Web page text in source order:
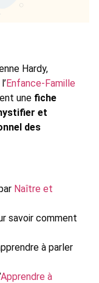
Hardy,
Enfance-Famille
une fiche
et
des
Naître et
savoir comment
à parler
Apprendre à